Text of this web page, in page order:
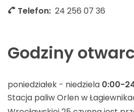
Telefon: 24 256 07 36
Godziny
poniedziałek - niedziela 0:00-
Stacja paliw Orlen w